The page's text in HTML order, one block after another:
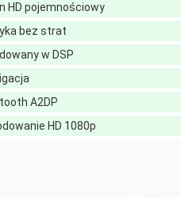
HD pojemnościowy
bez strat
w DSP
A2DP
HD 1080p